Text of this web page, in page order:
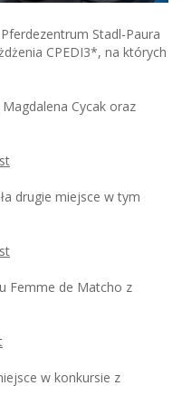
Stadl-Paura
CPEDI3*, na których
Cycak oraz
drugie miejsce w tym
Femme de Matcho z
w konkursie z